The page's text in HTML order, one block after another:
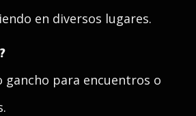
en diversos lugares.
gancho para encuentros o